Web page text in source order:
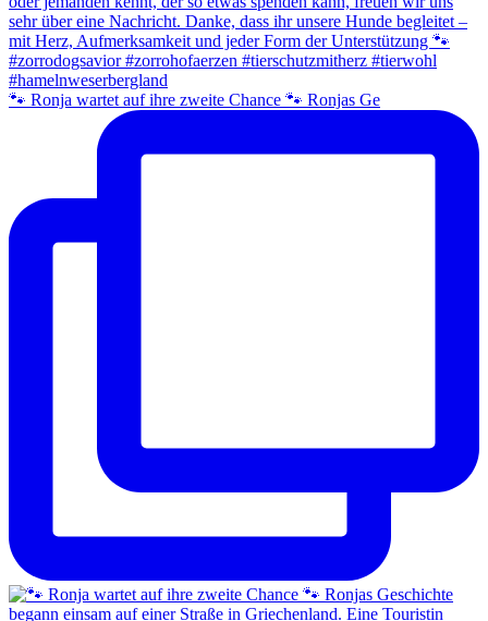
🐾 Ronja wartet auf ihre zweite Chance 🐾 Ronjas Ge